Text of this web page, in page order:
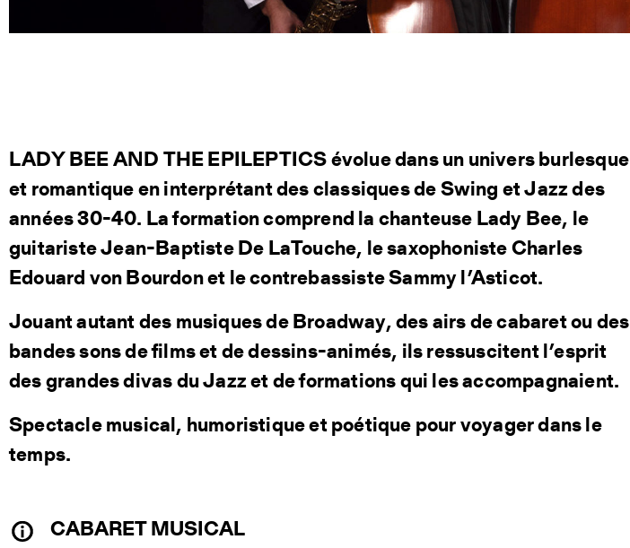
LADY BEE AND THE EPILEPTICS évolue dans un univers burlesque
et romantique en interprétant des classiques de Swing et Jazz des
années 30-40. La formation comprend la chanteuse Lady Bee, le
guitariste Jean-Baptiste De LaTouche, le saxophoniste Charles
Edouard von Bourdon et le contrebassiste Sammy l’Asticot.
Jouant autant des musiques de Broadway, des airs de cabaret ou des
bandes sons de films et de dessins-animés, ils ressuscitent l’esprit
des grandes divas du Jazz et de formations qui les accompagnaient.
Spectacle musical, humoristique et poétique pour voyager dans le
temps.
CABARET MUSICAL